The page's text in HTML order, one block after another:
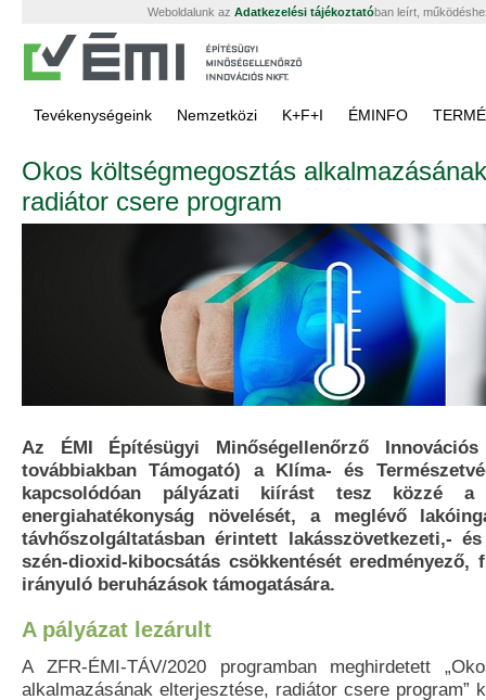
Weboldalunk az Adatkezelési tájékoztatóban leírt,
Tevékenységeink Nemzetközi K+F+I ÉMINFO
Okos költségmegosztás
radiátor csere program
Az ÉMI Építésügyi Minőségellenőrző
továbbiakban Támogató) a Klíma- és
kapcsolódóan pályázati kiírást tesz közzé a
energiahatékonyság növelését, a meglévő
távhőszolgáltatásban érintett lakásszövetkezeti,-
szén-dioxid-kibocsátás csökkentését eredményező,
irányuló beruházások támogatására.
A pályázat lezárult
A ZFR-ÉMI-TÁV/2020 programban meghirdetett
alkalmazásának elterjesztése, radiátor csere program”